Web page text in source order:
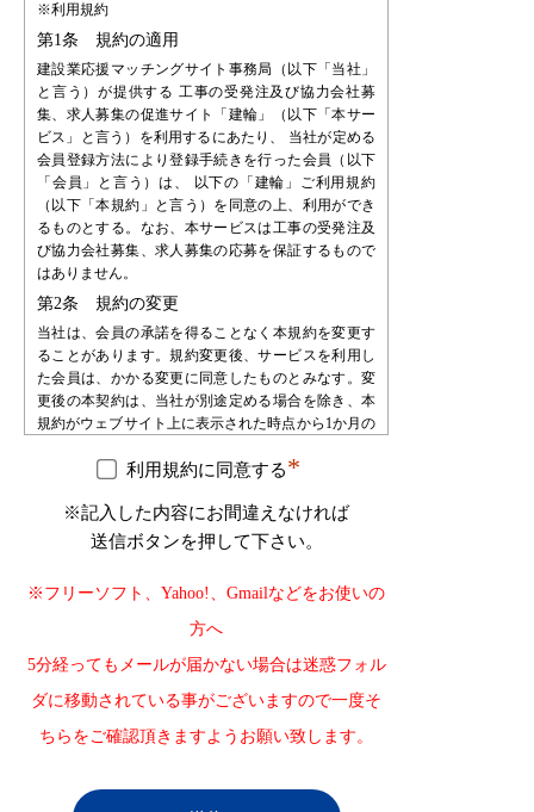
※利用規約
第1条 規約の適用
建設業応援マッチングサイト事務局（以下「当社」
と言う）が提供する 工事の受発注及び協力会社募
集、求人募集の促進サイト「建輪」（以下「本サー
ビス」と言う）を利用するにあたり、 当社が定める
会員登録方法により登録手続きを行った会員（以下
「会員」と言う）は、 以下の「建輪」ご利用規約
（以下「本規約」と言う）を同意の上、利用ができ
るものとする。なお、本サービスは工事の受発注及
び協力会社募集、求人募集の応募を保証するもので
はありません。
第2条 規約の変更
当社は、会員の承諾を得ることなく本規約を変更す
ることがあります。規約変更後、サービスを利用し
た会員は、かかる変更に同意したものとみなす。変
更後の本契約は、当社が別途定める場合を除き、本
規約がウェブサイト上に表示された時点から1か月の
の責任において、確認するものとします。会員は、
立てることはできないものとします。
第3条 会員登録
り申し込みを行うものとします。会員登録の申込み
を受け、必要な審査・手続等を経た後で会員として
承認します。会員は、登録の時点で本規約の内容を
承諾したものとみなします。
第4条 会員登録の不承認
当社は登録審査の結果、登録申込をした自然人・法
人・団体・組織等が以下の何れかに該当することが
登録を承認しない場合があります。また、承認後に
利用規約に同意する*
※記入した内容にお間違えなければ
送信ボタンを押して下さい。
※フリーソフト、Yahoo!、Gmailなどをお使いの
方へ
5分経ってもメールが届かない場合は迷惑フォル
ダに移動されている事がございますので一度そ
ちらをご確認頂きますようお願い致します。